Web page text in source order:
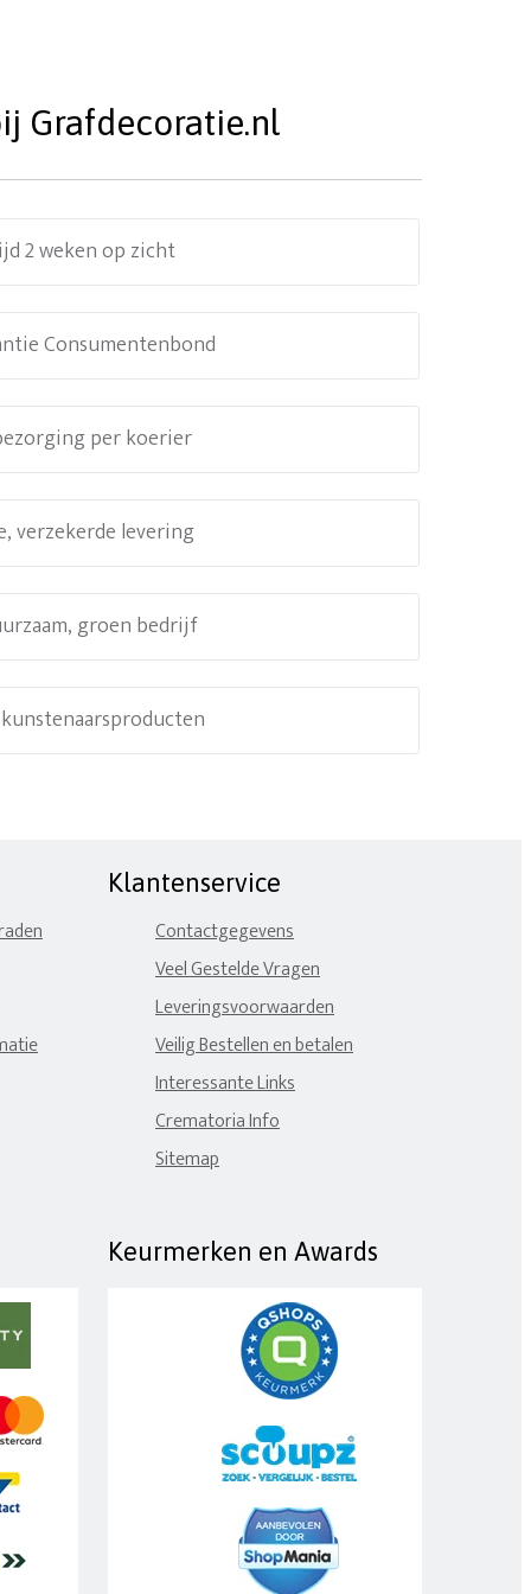
Grafdecoratie.nl
2 weken op zicht
Consumentenbond
per koerier
verzekerde levering
groen bedrijf
Klantenservice
Contactgegevens
Veel Gestelde Vragen
Leveringsvoorwaarden
Veilig Bestellen en betalen
Interessante Links
Crematoria Info
Sitemap
Keurmerken en Awards